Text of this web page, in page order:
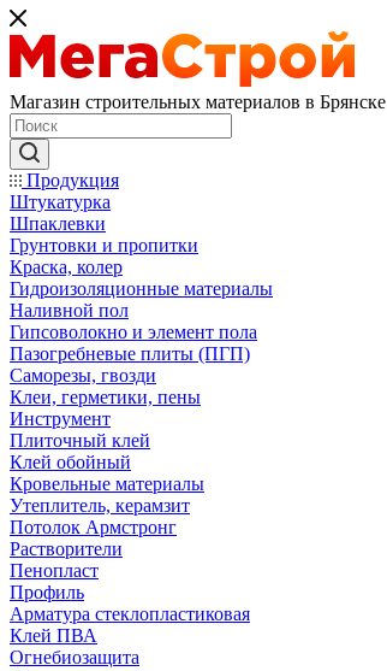
Магазин строительных материалов в Брянске
Продукция
Штукатурка
Шпаклевки
Грунтовки и пропитки
Краска, колер
Гидроизоляционные материалы
Наливной пол
Гипсоволокно и элемент пола
Пазогребневые плиты (ПГП)
Саморезы, гвозди
Клеи, герметики, пены
Инструмент
Плиточный клей
Клей обойный
Кровельные материалы
Утеплитель, керамзит
Потолок Армстронг
Растворители
Пенопласт
Профиль
Арматура стеклопластиковая
Клей ПВА
Огнебиозащита